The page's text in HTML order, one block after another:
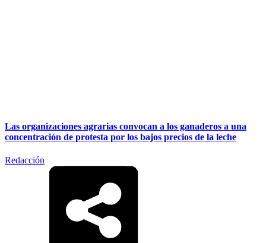
Las organizaciones agrarias convocan a los ganaderos a una
concentración de protesta por los bajos precios de la leche
Redacción